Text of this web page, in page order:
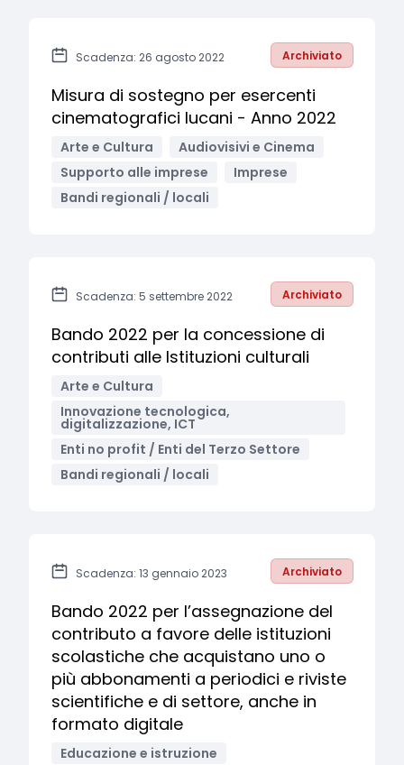
Scadenza: 26 agosto 2022 Archiviato
Misura di sostegno per esercenti
cinematografici lucani - Anno 2022
Arte e Cultura
Audiovisivi e Cinema
Supporto alle imprese
Imprese
Bandi regionali / locali
Scadenza: 5 settembre 2022 Archiviato
Bando 2022 per la concessione di
contributi alle Istituzioni culturali
Arte e Cultura
Innovazione tecnologica,
digitalizzazione, ICT
Enti no profit / Enti del Terzo Settore
Bandi regionali / locali
Scadenza: 13 gennaio 2023 Archiviato
Bando 2022 per l’assegnazione del
contributo a favore delle istituzioni
scolastiche che acquistano uno o
più abbonamenti a periodici e riviste
scientifiche e di settore, anche in
formato digitale
Educazione e istruzione